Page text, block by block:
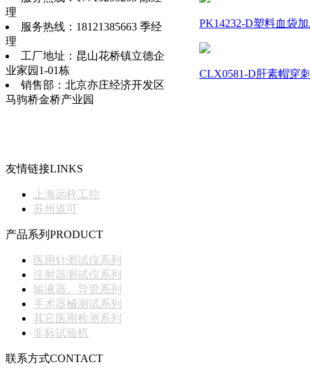
理
服务热线：18121385663 季经
理
工厂地址：昆山花桥镇立德企
业家园1-01栋
销售部：北京亦庄经济开发区
马驹桥金桥产业园
PK14232-D塑料血袋
CLX0581-D肝素帽穿
友情链接LINKS
上海远梓工控
苏州道可
产品系列 PRODUCT
医用针测试仪系列
注射器测试仪系列
输液器、导管系列
手术器械测试系列
其它医用检测系列
非标试验机
联系方式CONTACT